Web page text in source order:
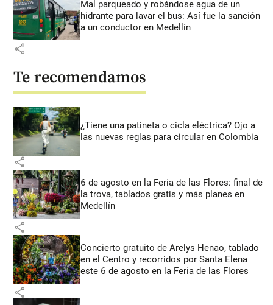
Mal parqueado y robándose agua de un
hidrante para lavar el bus: Así fue la sanción
a un conductor en Medellín
share
Te recomendamos
¿Tiene una patineta o cicla eléctrica? Ojo a
las nuevas reglas para circular en Colombia
share
6 de agosto en la Feria de las Flores: final de
la trova, tablados gratis y más planes en
Medellín
share
Concierto gratuito de Arelys Henao, tablado
en el Centro y recorridos por Santa Elena
este 6 de agosto en la Feria de las Flores
share